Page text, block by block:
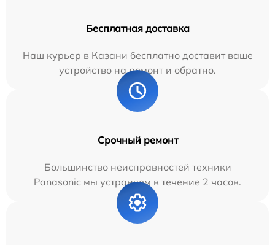
Бесплатная доставка
Наш курьер в Казани бесплатно доставит ваше
устройство на ремонт и обратно.
Срочный ремонт
Большинство неисправностей техники
Panasonic мы устраняем в течение 2 часов.